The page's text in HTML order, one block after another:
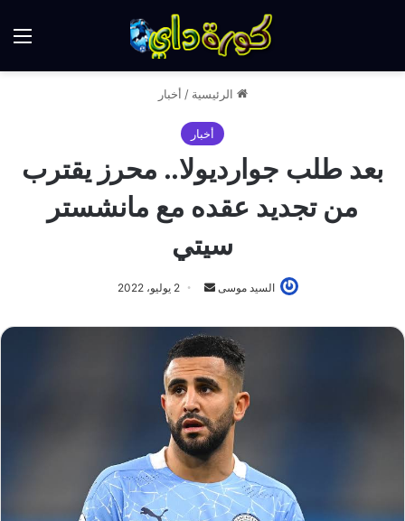
الرئيسية / أخبار
أخبار
بعد طلب جوارديولا.. محرز يقترب
من تجديد عقده مع مانشستر
سيتي
السيد موسى
أرسل
إلكترونيا
2 يوليو، 2022